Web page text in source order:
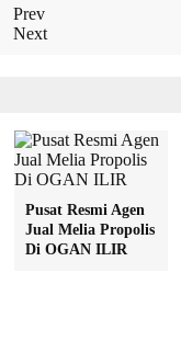
Prev
Next
Pusat Resmi Agen
Jual Melia Propolis
Di OGAN ILIR